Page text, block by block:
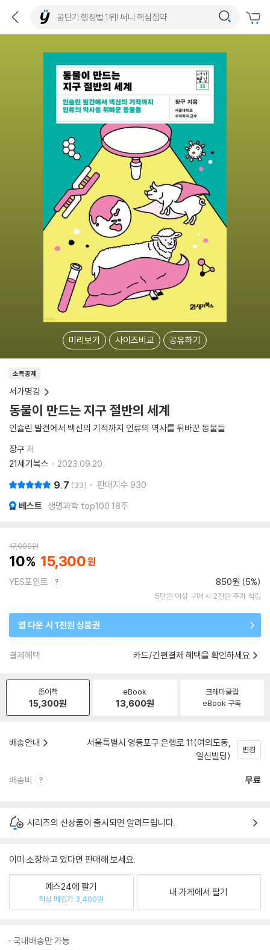
미리보기 사이즈비교 공유하기
소득공제
서가명강
동물이 만드는 지구 절반의 세계
인슐린 발견에서 백신의 기적까지 인류의 역사를 뒤바꾼 동물들
장구 저
21세기북스
2023.09.20.
9.7 33 판매지수 930
베스트 생명과학 top100 18주
17,000원
10 15,300
YES포인트 850원 (5%)
5만원 이상 구매 시 2천원 추가 적립
앱 다운 시 1천원 상품권
결제혜택 카드/간편결제 혜택을 확인하세요
종이책
15,300원
eBook
13,600원
크레마클럽
eBook 구독
배송안내
서울특별시 영등포구 은행로 11(여의도동,
일신빌딩)
변경
배송비 무료
시리즈의 신상품이 출시되면 알려드립니다.
이미 소장하고 있다면 판매해 보세요.
예스24에 팔기
최상 매입가 3,400원
내 가게에서 팔기
국내배송만 가능